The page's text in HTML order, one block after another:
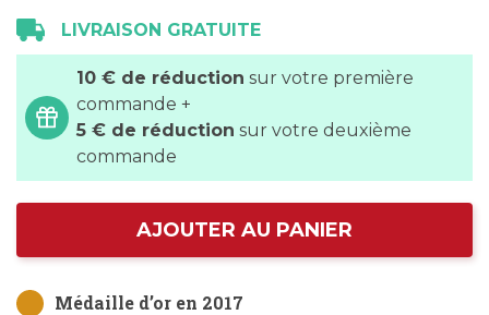
LIVRAISON GRATUITE
10 € de réduction sur votre première
commande +
5 € de réduction sur votre deuxième
commande
AJOUTER AU PANIER
Médaille d’or en 2017